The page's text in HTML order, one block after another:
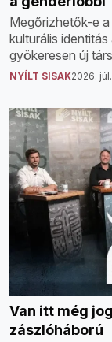
Megőrizhetők-e
kulturális
gyökeresen új
NYÍLT SISAK2026.
Van itt még
zászlóháború